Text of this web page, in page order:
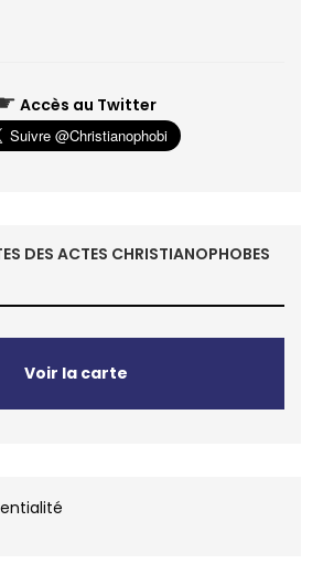
Accès au Twitter
DES ACTES CHRISTIANOPHOBES
Voir la carte